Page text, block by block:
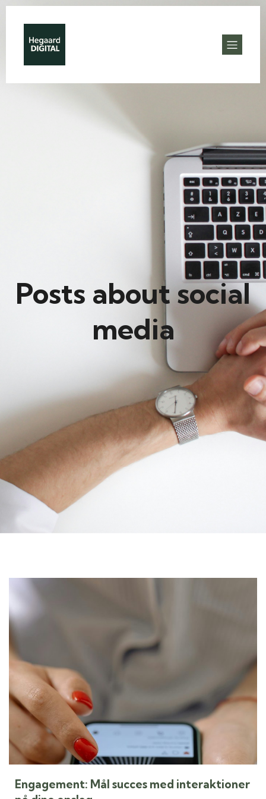
Posts about social
media
Engagement: Mål succes med interaktioner